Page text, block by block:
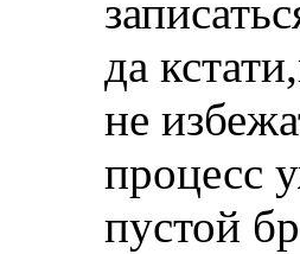
да
не
процесс
пустой